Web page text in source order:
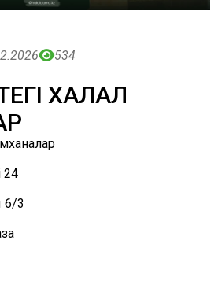
534
ХАЛАЛ
24
6/3